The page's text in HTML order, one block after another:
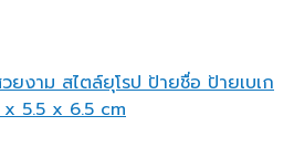
ยงาม สไตล์ยุโรป ป้ายชื่อ ป้ายเบเก
5.5 x 6.5 cm